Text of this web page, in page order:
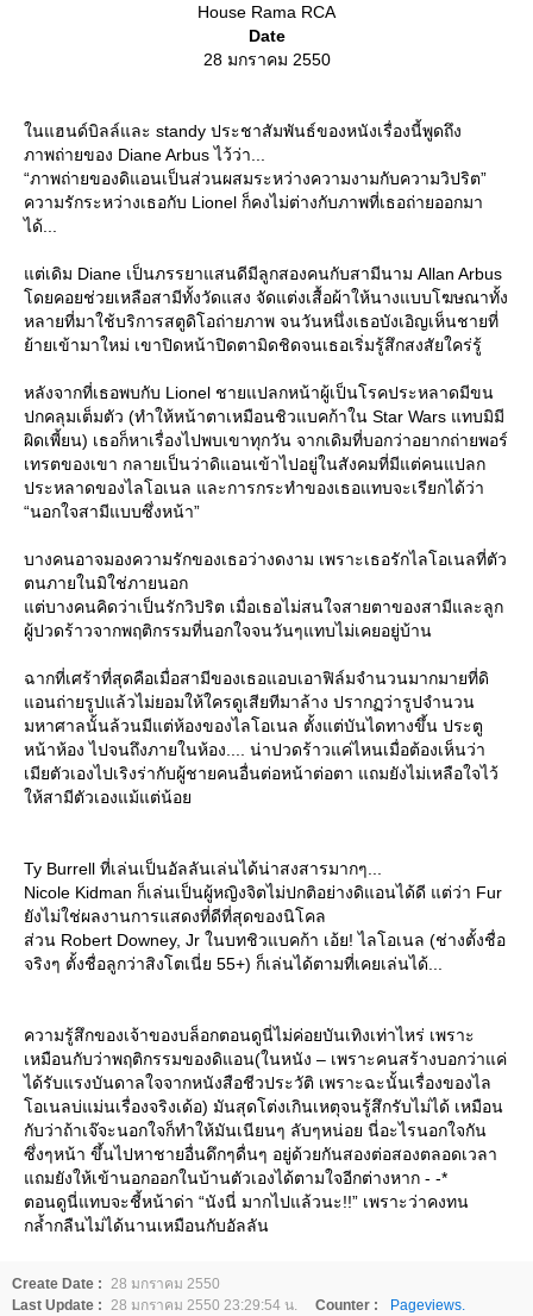
House Rama RCA
Date
28 มกราคม 2550
นแฮนด์บิลล์และ standy ประชาสัมพันธ์ของหนังเรื่องนี้พูดถึง
ภาพถ่ายของ Diane Arbus ไว้ว่า...
“ภาพถ่ายของดิแอนเป็นส่วนผสมระหว่างความงามกับความวิปริต”
ความรักระหว่างเธอกับ Lionel ก็คงไม่ต่างกับภาพที่เธอถ่ายออกมา
ได้...
ต่เดิม Diane เป็นภรรยาแสนดีมีลูกสองคนกับสามีนาม Allan Arbus
ดยคอยช่วยเหลือสามีทั้งวัดแสง จัดแต่งเสื้อผ้าให้นางแบบโฆษณาทั้ง
หลายที่มาใช้บริการสตูดิโอถ่ายภาพ จนวันหนึ่งเธอบังเอิญเห็นชายที่
้ายเข้ามาใหม่ เขาปิดหน้าปิดตามิดชิดจนเธอเริ่มรู้สึกสงสัยใคร่รู้
หลังจากที่เธอพบกับ Lionel ชายแปลกหน้าผู้เป็นโรคประหลาดมีขน
ปกคลุมเต็มตัว (ทำให้หน้าตาเหมือนชิวแบคก้าใน Star Wars แทบมิมี
ผิดเพี้ยน) เธอก็หาเรื่องไปพบเขาทุกวัน จากเดิมที่บอกว่าอยากถ่ายพอร์
เทรตของเขา กลายเป็นว่าดิแอนเข้าไปอยู่ในสังคมที่มีแต่คนแปลก
ประหลาดของไลโอเนล และการกระทำของเธอแทบจะเรียกได้ว่า
“นอกใจสามีแบบซึ่งหน้า”
บางคนอาจมองความรักของเธอว่างดงาม เพราะเธอรักไลโอเนลที่ตัว
ตนภายในมิใช่ภายนอก
ต่บางคนคิดว่าเป็นรักวิปริต เมื่อเธอไม่สนใจสายตาของสามีและลูก
ผู้ปวดร้าวจากพฤติกรรมที่นอกใจจนวันๆแทบไม่เคยอยู่บ้าน
ฉากที่เศร้าที่สุดคือเมื่อสามีของเธอแอบเอาฟิล์มจำนวนมากมายที่ดิ
อนถ่ายรูปแล้วไม่ยอมให้ใครดูเสียทีมาล้าง ปรากฏว่ารูปจำนวน
มหาศาลนั้นล้วนมีแต่ห้องของไลโอเนล ตั้งแต่บันไดทางขึ้น ประตู
หน้าห้อง ไปจนถึงภายในห้อง.... น่าปวดร้าวแค่ไหนเมื่อต้องเห็นว่า
เมียตัวเองไปเริงร่ากับผู้ชายคนอื่นต่อหน้าต่อตา แถมยังไม่เหลือใจไว้
ห้สามีตัวเองแม้แต่น้อ
Ty Burrell ที่เล่นเป็นอัลลันเล่นได้น่าสงสารมากๆ...
Nicole Kidman ก็เล่นเป็นผู้หญิงจิตไม่ปกติอย่างดิแอนได้ดี แต่ว่า Fur
ังไม่ใช่ผลงานการแสดงที่ดีที่สุดของนิโคล
ส่วน Robert Downey, Jr ในบทชิวแบคก้า เอ้ย! ไลโอเนล (ช่างตั้งชื่อ
จริงๆ ตั้งชื่อลูกว่าสิงโตเนี่ย 55+) ก็เล่นได้ตามที่เคยเล่นได้...
ความรู้สึกของเจ้าของบล็อกตอนดูนี่ไม่ค่อยบันเทิงเท่าไหร่ เพราะ
เหมือนกับว่าพฤติกรรมของดิแอน(ในหนัง – เพราะคนสร้างบอกว่าแค่
ได้รับแรงบันดาลใจจากหนังสือชีวประวัติ เพราะฉะนั้นเรื่องของไล
อเนลบ่แม่นเรื่องจริงเด้อ) มันสุดโต่งเกินเหตุจนรู้สึกรับไม่ได้ เหมือน
กับว่าถ้าเจ๊จะนอกใจก็ทำให้มันเนียนๆ ลับๆหน่อย นี่อะไรนอกใจกัน
ซึ่งๆหน้า ขึ้นไปหาชายอื่นดึกๆดื่นๆ อยู่ด้วยกันสองต่อสองตลอดเวลา
ถมยังให้เข้านอกออกในบ้านตัวเองได้ตามใจอีกต่างหาก - -*
ตอนดูนี่แทบจะชี้หน้าด่า “นังนี่ มากไปแล้วนะ!!” เพราะว่าคงทน
กล้ำกลืนไม่ได้นานเหมือนกับอัลลัน
Create Date : 28 มกราคม 2550
Last Update : 28 มกราคม 2550 23:29:54 น. Counter :
Pageviews.